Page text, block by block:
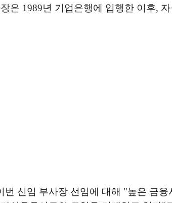
은 1989년 기업은행에 입행한 이후,
번 신임 부사장 선임에 대해 "높은 금